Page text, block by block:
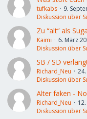
tufkabs
9.
Diskussion über
Zu “alt“ als
Kaimi
6. März
Diskussion über
SB / SD
Richard_Neu
Diskussion über
Alter faken -
Richard_Neu
Diskussion über